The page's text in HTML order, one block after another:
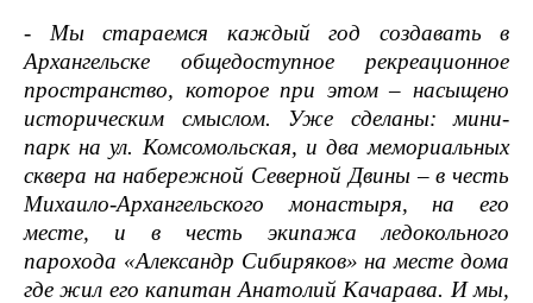
- Мы стараемся каждый год создавать в
Архангельске общедоступное рекреационное
пространство, которое при этом – насыщено
историческим смыслом. Уже сделаны: мини-
парк на ул. Комсомольская, и два мемориальных
сквера на набережной Северной Двины – в честь
Михаило-Архангельского монастыря, на его
месте, и в честь экипажа ледокольного
парохода «Александр Сибиряков» на месте дома
где жил его капитан Анатолий Качарава. И мы,